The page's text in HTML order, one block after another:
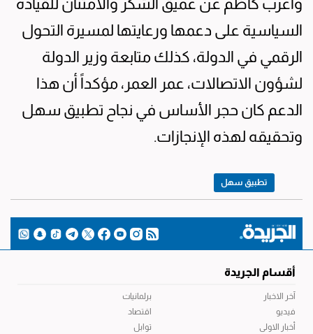
وأعرب كاظم عن عميق الشكر والامتنان للقيادة
السياسية على دعمها ورعايتها لمسيرة التحول
الرقمي في الدولة، كذلك متابعة وزير الدولة
لشؤون الاتصالات، عمر العمر، مؤكداً أن هذا
الدعم كان حجر الأساس في نجاح تطبيق سهل
وتحقيقه لهذه الإنجازات.
تطبيق سهل
أقسام الجريدة
آخر الاخبار
فيديو
أخبار الاولى
برلمانيات
اقتصاد
توابل